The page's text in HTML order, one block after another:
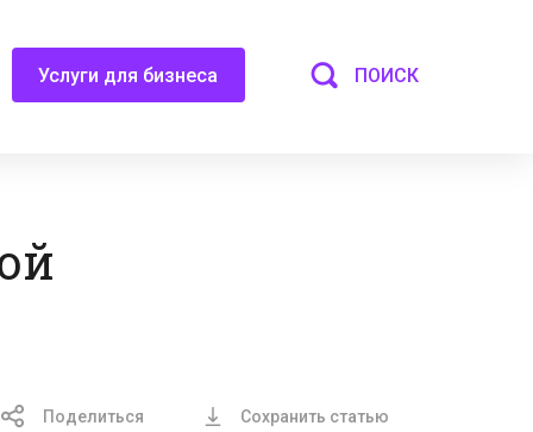
Услуги для бизнеса ПОИСК
Поделиться Сохранить статью